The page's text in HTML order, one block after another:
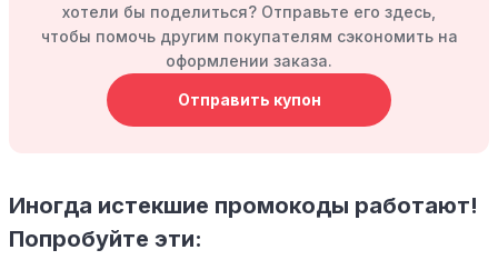
хотели бы поделиться? Отправьте его здесь,
чтобы помочь другим покупателям сэкономить на
оформлении заказа.
Отправить купон
Иногда истекшие промокоды работают!
Попробуйте эти: